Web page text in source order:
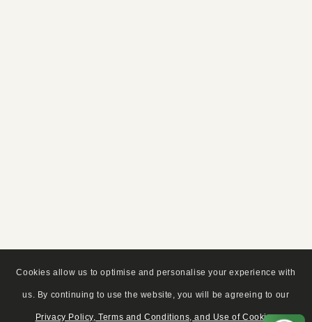
Cookies allow us to optimise and personalise your experience with
us. By continuing to use the website, you will be agreeing to our
Privacy Policy, Terms and Conditions, and Use of Cookies